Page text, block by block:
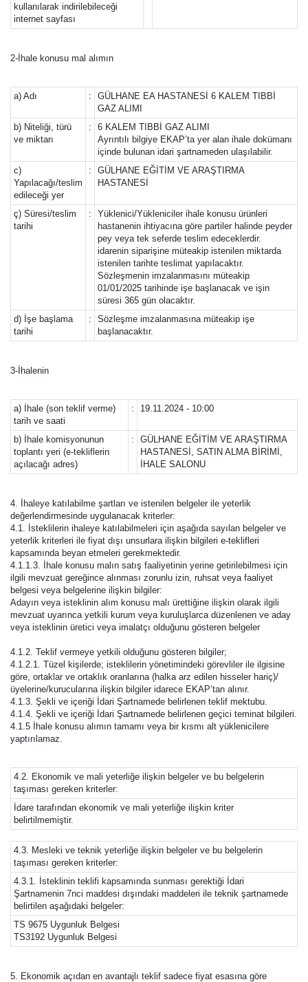
kullanılarak indirilebileceği
internet sayfası
2-İhale konusu mal alımın
a) Adı :
GÜLHANE EA HASTANESİ 6 KALEM TIBBİ
GAZ ALIMI
b) Niteliği, türü
ve miktarı
:
6 KALEM TIBBİ GAZ ALIMI
Ayrıntılı bilgiye EKAP’ta yer alan ihale dokümanı
içinde bulunan idari şartnameden ulaşılabilir.
c)
Yapılacağı/teslim
edileceği yer
:
GÜLHANE EĞİTİM VE ARAŞTIRMA
HASTANESİ
ç) Süresi/teslim
tarihi
:
Yüklenici/Yükleniciler ihale konusu ürünleri
hastanenin ihtiyacına göre partiler halinde peyder
pey veya tek seferde teslim edeceklerdir.
idarenin siparişine müteakip istenilen miktarda
istenilen tarihte teslimat yapılacaktır.
Sözleşmenin imzalanmasını müteakip
01/01/2025 tarihinde işe başlanacak ve işin
süresi 365 gün olacaktır.
d) İşe başlama
tarihi
:
Sözleşme imzalanmasına müteakip işe
başlanacaktır.
3-İhalenin
a) İhale (son teklif verme)
tarih ve saati
: 19.11.2024 - 10:00
b) İhale komisyonunun
toplantı yeri (e-tekliflerin
açılacağı adres)
:
GÜLHANE EĞİTİM VE ARAŞTIRMA
HASTANESİ, SATIN ALMA BİRİMİ,
İHALE SALONU
4. İhaleye katılabilme şartları ve istenilen belgeler ile yeterlik
değerlendirmesinde uygulanacak kriterler:
4.1. İsteklilerin ihaleye katılabilmeleri için aşağıda sayılan belgeler ve
yeterlik kriterleri ile fiyat dışı unsurlara ilişkin bilgileri e-teklifleri
kapsamında beyan etmeleri gerekmektedir.
4.1.1.3. İhale konusu malın satış faaliyetinin yerine getirilebilmesi için
ilgili mevzuat gereğince alınması zorunlu izin, ruhsat veya faaliyet
belgesi veya belgelerine ilişkin bilgiler:
Adayın veya isteklinin alım konusu malı ürettiğine ilişkin olarak ilgili
mevzuat uyarınca yetkili kurum veya kuruluşlarca düzenlenen ve aday
veya isteklinin üretici veya imalatçı olduğunu gösteren belgeler
4.1.2. Teklif vermeye yetkili olduğunu gösteren bilgiler;
4.1.2.1. Tüzel kişilerde; isteklilerin yönetimindeki görevliler ile ilgisine
göre, ortaklar ve ortaklık oranlarına (halka arz edilen hisseler hariç)/
üyelerine/kurucularına ilişkin bilgiler idarece EKAP’tan alınır.
4.1.3. Şekli ve içeriği İdari Şartnamede belirlenen teklif mektubu.
4.1.4. Şekli ve içeriği İdari Şartnamede belirlenen geçici teminat bilgileri.
4.1.5 İhale konusu alımın tamamı veya bir kısmı alt yüklenicilere
yaptırılamaz.
4.2. Ekonomik ve mali yeterliğe ilişkin belgeler ve bu belgelerin
taşıması gereken kriterler:
İdare tarafından ekonomik ve mali yeterliğe ilişkin kriter
belirtilmemiştir.
4.3. Mesleki ve teknik yeterliğe ilişkin belgeler ve bu belgelerin
taşıması gereken kriterler:
4.3.1. İsteklinin teklifi kapsamında sunması gerektiği İdari
Şartnamenin 7nci maddesi dışındaki maddeleri ile teknik şartnamede
belirtilen aşağıdaki belgeler:
TS 9675 Uygunluk Belgesi
TS3192 Uygunluk Belgesi
5. Ekonomik açıdan en avantajlı teklif sadece fiyat esasına göre